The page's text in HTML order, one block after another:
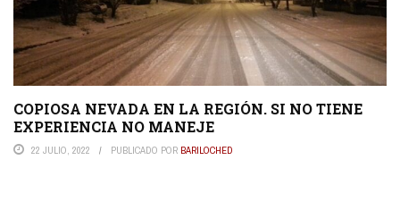
COPIOSA NEVADA EN LA REGIÓN. SI NO TIENE
EXPERIENCIA NO MANEJE
22 JULIO, 2022 PUBLICADO POR BARILOCHED